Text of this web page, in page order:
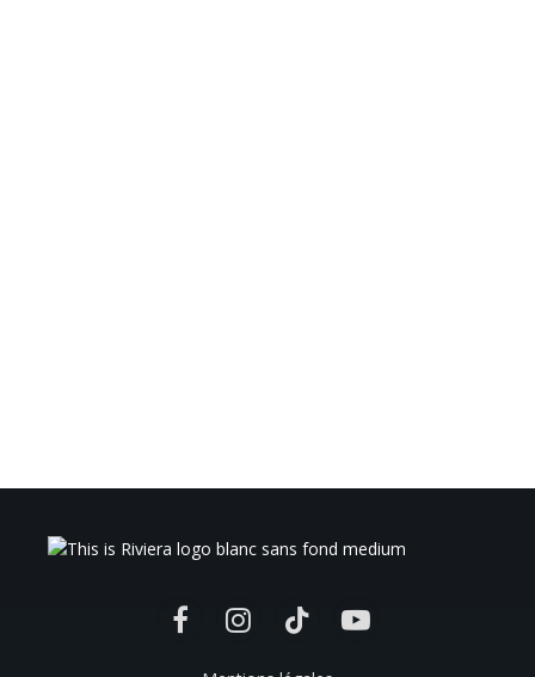
FacebookInstagramTikTok YouTube